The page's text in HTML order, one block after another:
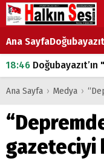
Ana Sayfa
18:46 Doğubayazıt’ın
07:53Doğubayazıt’ta
07:16
Doğubayazıt'ta
DEVLET ve
18:29ÇARŞI CADDESİ
Ana Sayfa › Medya ›
gazeteciyi